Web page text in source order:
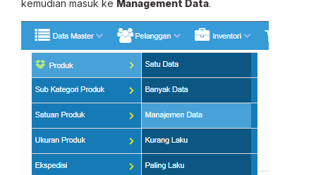
kemudian masuk ke Management Data.